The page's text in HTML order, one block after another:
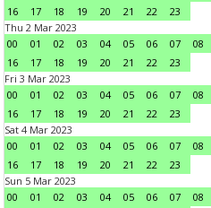
16
17 18 19 20 21 22
23
Thu 2 Mar 2023
00
01 02 03 04 05 06 07 08
16
17 18 19 20 21 22
23
Fri 3 Mar 2023
00
01 02 03 04 05 06 07 08
16
17 18 19 20 21 22
23
Sat 4 Mar 2023
00
01 02 03 04 05 06 07 08
16
17 18 19 20 21 22
23
Sun 5 Mar 2023
00
01 02 03 04 05 06 07 08